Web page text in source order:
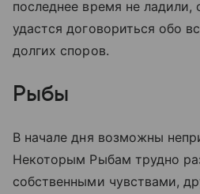
последнее время не ладили,
удастся договориться обо
долгих споров.
Рыбы
В начале дня возможны
Некоторым Рыбам трудно
собственными чувствами,